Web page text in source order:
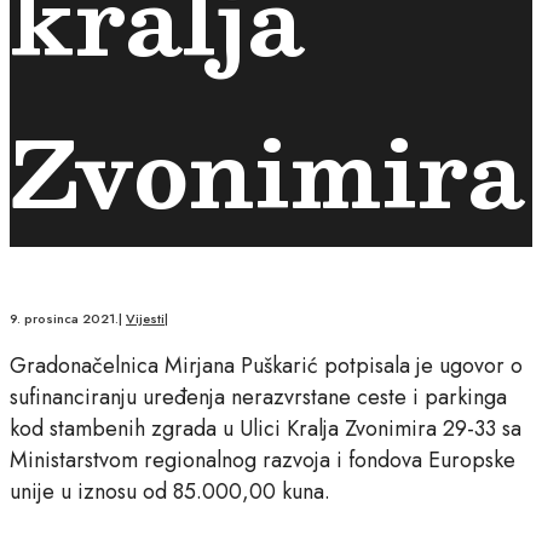
Zvonimira
9. prosinca 2021.| Vijesti|
Gradonačelnica Mirjana Puškarić potpisala je ugovor o
sufinanciranju uređenja nerazvrstane ceste i parkinga
kod stambenih zgrada u Ulici Kralja Zvonimira 29-33 sa
Ministarstvom regionalnog razvoja i fondova Europske
unije u iznosu od 85.000,00 kuna.